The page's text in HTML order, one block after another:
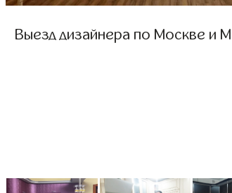
Выезд дизайнера по Москве и